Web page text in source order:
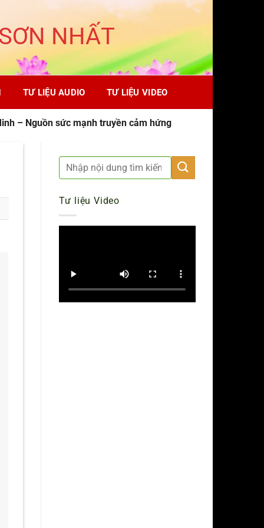
NHẤT
TƯ LIỆU AUDIO TƯ LIỆU VIDEO
– Nguồn sức mạnh truyền cảm hứng
Tư liệu Video